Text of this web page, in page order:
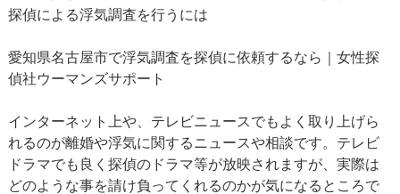
探偵による浮気調査を行うには
愛知県名古屋市で浮気調査を探偵に依頼するなら｜女性探
偵社ウーマンズサポート
インターネット上や、テレビニュースでもよく取り上げら
れるのが離婚や浮気に関するニュースや相談です。テレビ
ドラマでも良く探偵のドラマ等が放映されますが、実際は
どのような事を請け負ってくれるのかが気になるところで